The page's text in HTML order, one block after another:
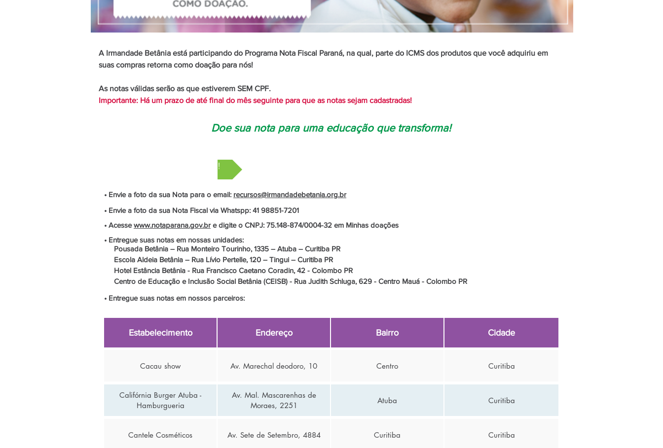
A Irmandade Betânia está participando do Programa Nota Fiscal Paraná, na qual, parte do ICMS dos produtos que você adquiriu em
suas compras retorna como doação para nós!
As notas válidas serão as que estiverem SEM CPF.
Importante: Há um prazo de até final do mês seguinte para que as notas sejam cadastradas!
Doe sua nota para uma educação que transforma!
Envie sua Nota para nós!
• Envie a foto da sua Nota para o email: recursos@irmandadebetania.org.br
• Envie a foto da sua Nota Fiscal via Whatspp: 41 98851-7201
• Acessewww.notaparana.gov.bre digite o CNPJ: 75.148-874/0004-32 em Minhas doações
• Entregue suas notas em nossas unidades:
Pousada Betânia – Rua Monteiro Tourinho, 1335 – Atuba – Curitiba PR
Escola Aldeia Betânia – Rua Lívio Pertelle, 120 – Tingui – Curitiba PR
Hotel Estância Betânia - Rua Francisco Caetano Coradin, 42 - Colombo PR
Centro de Educação e Inclusão Social Betânia (CEISB) - Rua Judith Schluga, 629 - Centro Mauá - Colombo PR
• Entregue suas notas em nossos parceiros:
Estabelecimento Endereço Bairro Cidade
Cacau show Av. Marechal deodoro, 10 Centro Curitiba
Califórnia Burger Atuba -
Hamburgueria
Av. Mal. Mascarenhas de
Moraes, 2251
Atuba Curitiba
Cantele Cosméticos Av. Sete de Setembro, 4884 Curitiba Curitiba